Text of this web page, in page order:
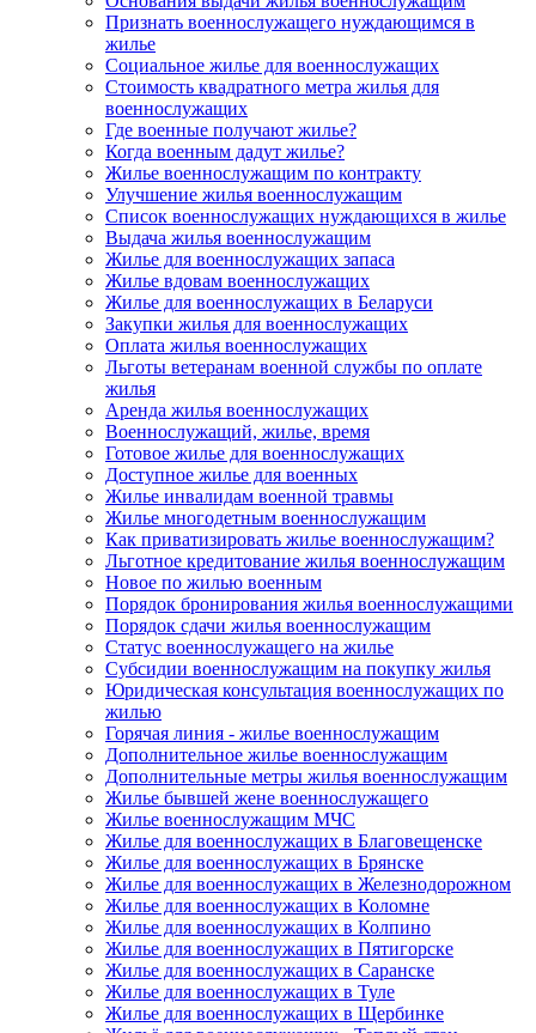
Признать военнослужащего нуждающимся в
жилье
Социальное жилье для военнослужащих
Стоимость квадратного метра жилья для
военнослужащих
Где военные получают жилье?
Когда военным дадут жилье?
Жилье военнослужащим по контракту
Улучшение жилья военнослужащим
Список военнослужащих нуждающихся в жилье
Выдача жилья военнослужащим
Жилье для военнослужащих запаса
Жилье вдовам военнослужащих
Жилье для военнослужащих в Беларуси
Закупки жилья для военнослужащих
Оплата жилья военнослужащих
Льготы ветеранам военной службы по оплате
жилья
Аренда жилья военнослужащих
Военнослужащий, жилье, время
Готовое жилье для военнослужащих
Доступное жилье для военных
Жилье инвалидам военной травмы
Жилье многодетным военнослужащим
Как приватизировать жилье военнослужащим?
Льготное кредитование жилья военнослужащим
Новое по жилью военным
Порядок бронирования жилья военнослужащими
Порядок сдачи жилья военнослужащим
Статус военнослужащего на жилье
Субсидии военнослужащим на покупку жилья
Юридическая консультация военнослужащих по
жилью
Горячая линия - жилье военнослужащим
Дополнительное жилье военнослужащим
Дополнительные метры жилья военнослужащим
Жилье бывшей жене военнослужащего
Жилье военнослужащим МЧС
Жилье для военнослужащих в Благовещенске
Жилье для военнослужащих в Брянске
Жилье для военнослужащих в Железнодорожном
Жилье для военнослужащих в Коломне
Жилье для военнослужащих в Колпино
Жилье для военнослужащих в Пятигорске
Жилье для военнослужащих в Саранске
Жилье для военнослужащих в Туле
Жилье для военнослужащих в Щербинке